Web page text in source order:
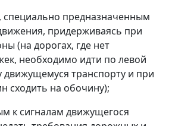
предназначенным
придерживаясь при
(на дорогах, где нет
необходимо идти по левой
движущемуся транспорту и при
сходить на обочину);
к сигналам движущегося